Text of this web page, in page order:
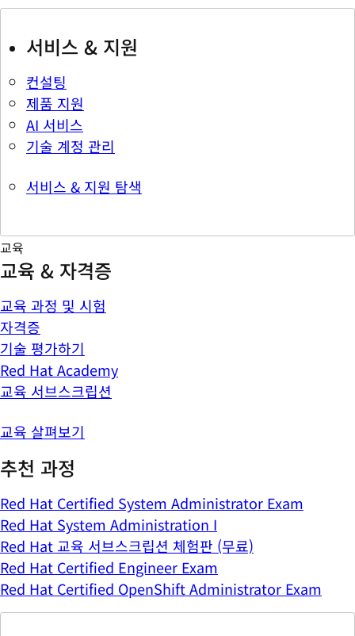
서비스 & 지원
컨설팅
제품 지원
AI 서비스
기술 계정 관리
서비스 & 지원 탐색
교육
교육 & 자격증
교육 과정 및 시험
자격증
기술 평가하기
Red Hat Academy
교육 서브스크립션
교육 살펴보기
추천 과정
Red Hat Certified System Administrator Exam
Red Hat System Administration I
Red Hat 교육 서브스크립션 체험판 (무료)
Red Hat Certified Engineer Exam
Red Hat Certified OpenShift Administrator Exam